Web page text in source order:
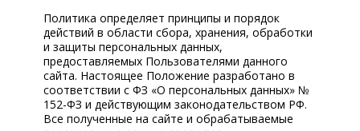
КОНТАКТЫ
ЗАПИСЬ НА СЕРВИС
ЗАДАТЬ ВОПРОС
Политика определяет принципы и порядок
действий в области сбора, хранения, обработки
и защиты персональных данных,
предоставляемых Пользователями данного
сайта. Настоящее Положение разработано в
соответствии с ФЗ «О персональных данных» №
152-ФЗ и действующим законодательством РФ.
Все полученные на сайте и обрабатываемые